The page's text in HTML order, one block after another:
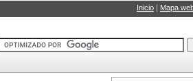
Inicio | Mapa